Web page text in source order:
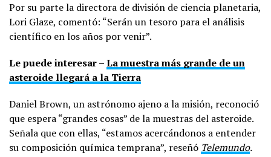
Por su parte la directora de división de ciencia planetaria,
Lori Glaze, comentó: “Serán un tesoro para el análisis
científico en los años por venir”.
Le puede interesar –La muestra más grande de un
asteroide llegará a la Tierra
Daniel Brown, un astrónomo ajeno a la misión, reconoció
que espera “grandes cosas” de la muestras del asteroide.
Señala que con ellas, “estamos acercándonos a entender
su composición química temprana”, reseñó Telemundo.